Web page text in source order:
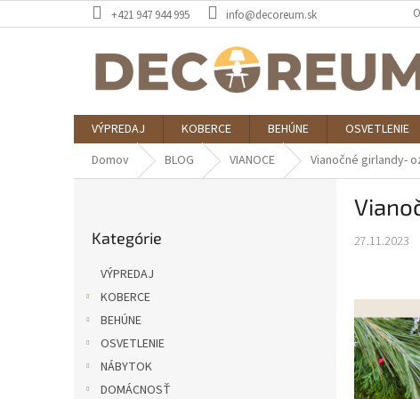
na
+421 947 944 995 info@decoreum.sk
VÝPREDAJ KOBERCE BEHÚNE OSVETLENIE
Domov
BLOG VIANOCE Vianočné girlandy-
kategórie
Kategórie
VÝPREDAJ
KOBERCE
BEHÚNE
OSVETLENIE
NÁBYTOK
DOMÁCNOSŤ
27.11.2023